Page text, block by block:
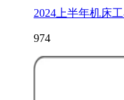
2024上半年机床
974